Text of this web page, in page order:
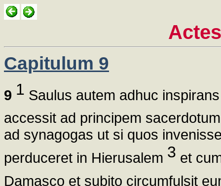
Capitulum 9
9 1 Saulus autem adhuc
accessit ad principem
ad synagogas ut si quos
perduceret in Hierusalem 3 et
Damasco et subito circumfulsit